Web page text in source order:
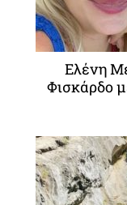
Ελένη
Φισκάρδο